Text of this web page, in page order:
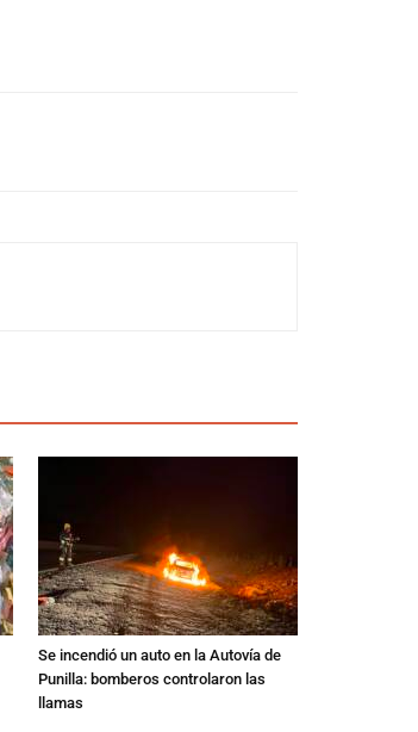
Se incendió un auto en la Autovía de
Punilla: bomberos controlaron las
llamas